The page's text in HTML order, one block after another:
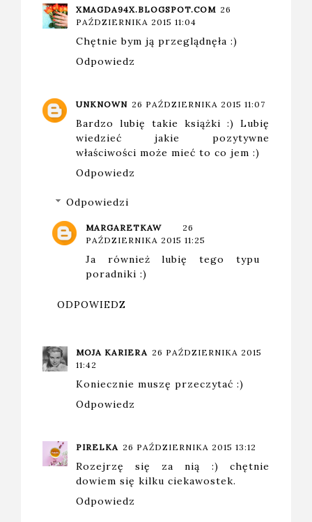
XMAGDA94X.BLOGSPOT.COM 26
PAŹDZIERNIKA 2015 11:04
Chętnie bym ją przeglądnęła :)
Odpowiedz
UNKNOWN 26 PAŹDZIERNIKA 2015 11:07
Bardzo lubię takie książki :) Lubię
wiedzieć jakie pozytywne
właściwości może mieć to co jem :)
Odpowiedz
Odpowiedzi
MARGARETKAW
26
PAŹDZIERNIKA 2015 11:25
Ja również lubię tego typu
poradniki :)
ODPOWIEDZ
MOJA KARIERA 26 PAŹDZIERNIKA 2015
11:42
Koniecznie muszę przeczytać :)
Odpowiedz
PIRELKA 26 PAŹDZIERNIKA 2015 13:12
Rozejrzę się za nią :) chętnie
dowiem się kilku ciekawostek.
Odpowiedz